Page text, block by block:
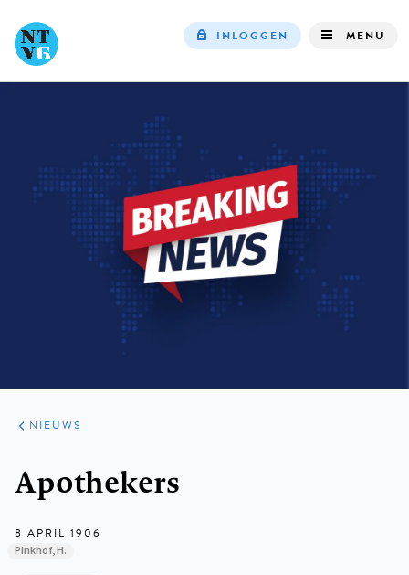
INLOGGEN MENU
ARTIKELEN
HET
KORT
NIEUWS
Apothekers
8 APRIL 1906
Pinkhof, H.